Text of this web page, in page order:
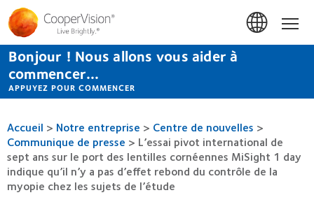
Aller
au
contenu
principal
Bonjour ! Nous allons vous aider à
commencer...
APPUYEZ POUR COMMENCER
Accueil > Notre entreprise > Centre de nouvelles >
Communique de presse > L’essai pivot international de
sept ans sur le port des lentilles cornéennes MiSight 1 day
indique qu’il n’y a pas d’effet rebond du contrôle de la
myopie chez les sujets de l’étude